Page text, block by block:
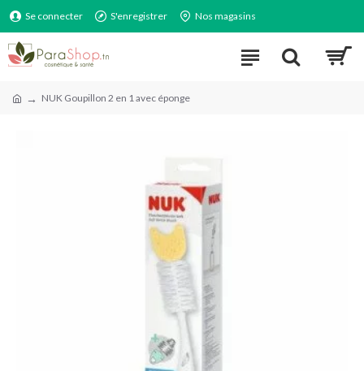
Se connecter S'enregistrer Nos magasins
NUK Goupillon 2 en 1 avec éponge